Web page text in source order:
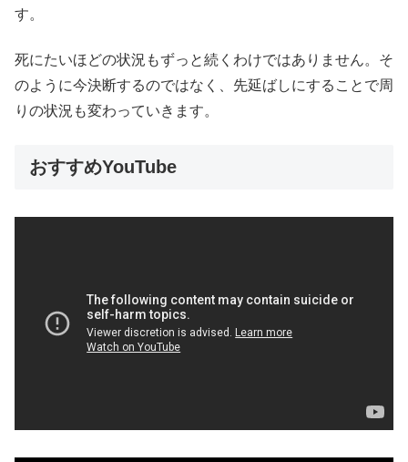
す。
死にたいほどの状況もずっと続くわけではありません。そ
のように今決断するのではなく、先延ばしにすることで周
りの状況も変わっていきます。
おすすめYouTube